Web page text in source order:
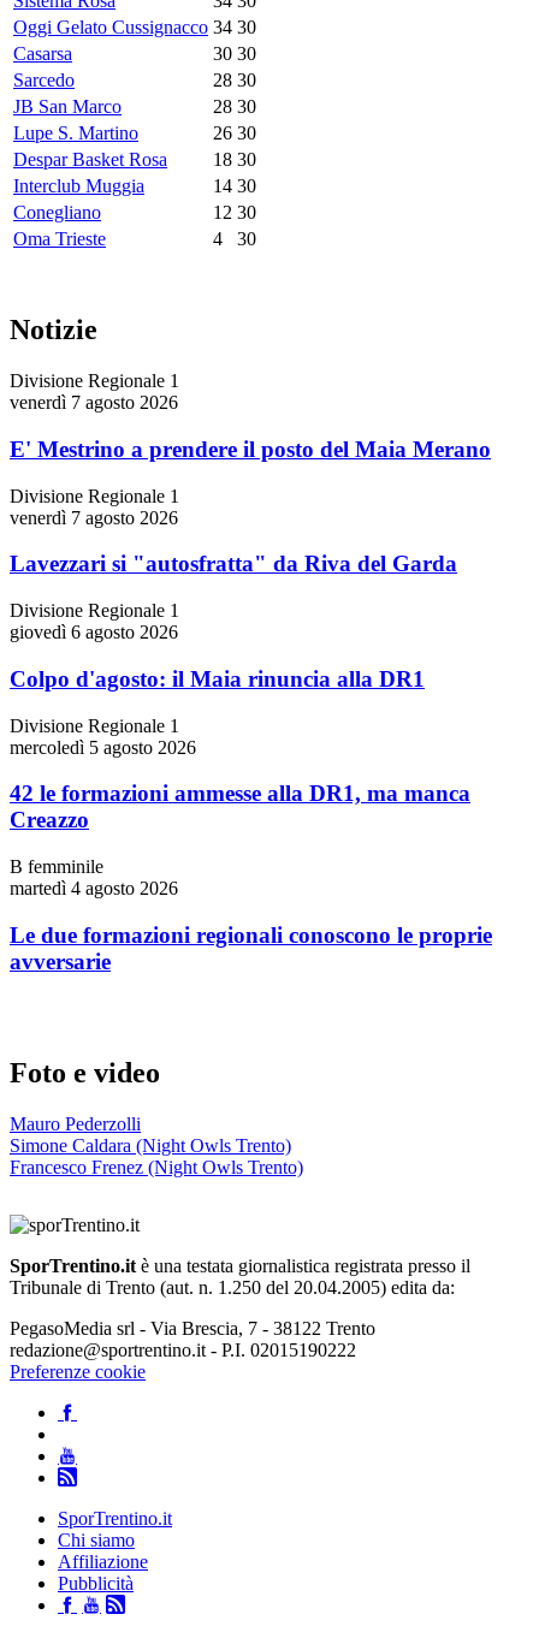
Oggi Gelato Cussignacco 34 30
Casarsa
30 30
Sarcedo
28 30
JB San Marco
28 30
Lupe S. Martino
26 30
Despar Basket Rosa
18 30
Interclub Muggia
14 30
Conegliano
12 30
Oma Trieste
4 30
Notizie
Divisione Regionale 1
venerdì 7 agosto 2026
E' Mestrino a prendere il posto del Maia Merano
Divisione Regionale 1
venerdì 7 agosto 2026
Lavezzari si "autosfratta" da Riva del Garda
Divisione Regionale 1
giovedì 6 agosto 2026
Colpo d'agosto: il Maia rinuncia alla DR1
Divisione Regionale 1
mercoledì 5 agosto 2026
42 le formazioni ammesse alla DR1, ma manca
Creazzo
B femminile
martedì 4 agosto 2026
Le due formazioni regionali conoscono le proprie
avversarie
Foto e video
Mauro Pederzolli
Simone Caldara (Night Owls Trento)
Francesco Frenez (Night Owls Trento)
SporTrentino.it è una testata giornalistica registrata presso il
Tribunale di Trento (aut. n. 1.250 del 20.04.2005) edita da:
PegasoMedia srl - Via Brescia, 7 - 38122 Trento
redazione@sportrentino.it - P.I. 02015190222
Preferenze cookie
SporTrentino.it
Chi siamo
Affiliazione
Pubblicità